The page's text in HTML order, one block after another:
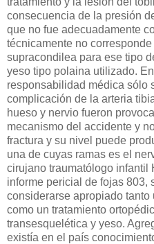
consecuencia de la presión
que no fue adecuadamente
técnicamente no
supracondilea para ese tipo
yeso tipo polaina utilizado.
responsabilidad médica sólo
complicación de la arteria
hueso y nervio fueron
mecanismo del accidente y
fractura y su nivel puede
una de cuyas ramas es el
cirujano traumatólogo infantil
informe pericial de fojas 803,
considerarse apropiado
como un tratamiento
transesquelética y yeso.
existía en el país